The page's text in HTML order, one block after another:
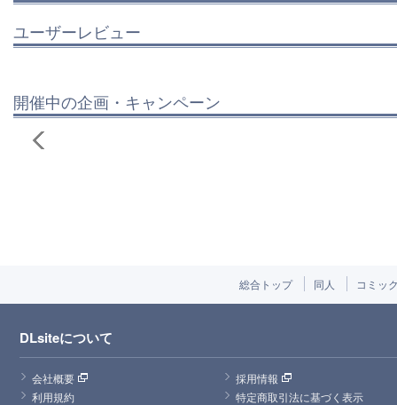
ユーザーレビュー
開催中の企画・キャンペーン
総合トップ 同人 コミッ
DLsiteについて
会社概要
採用情報
利用規約
特定商取引法に基づく表示